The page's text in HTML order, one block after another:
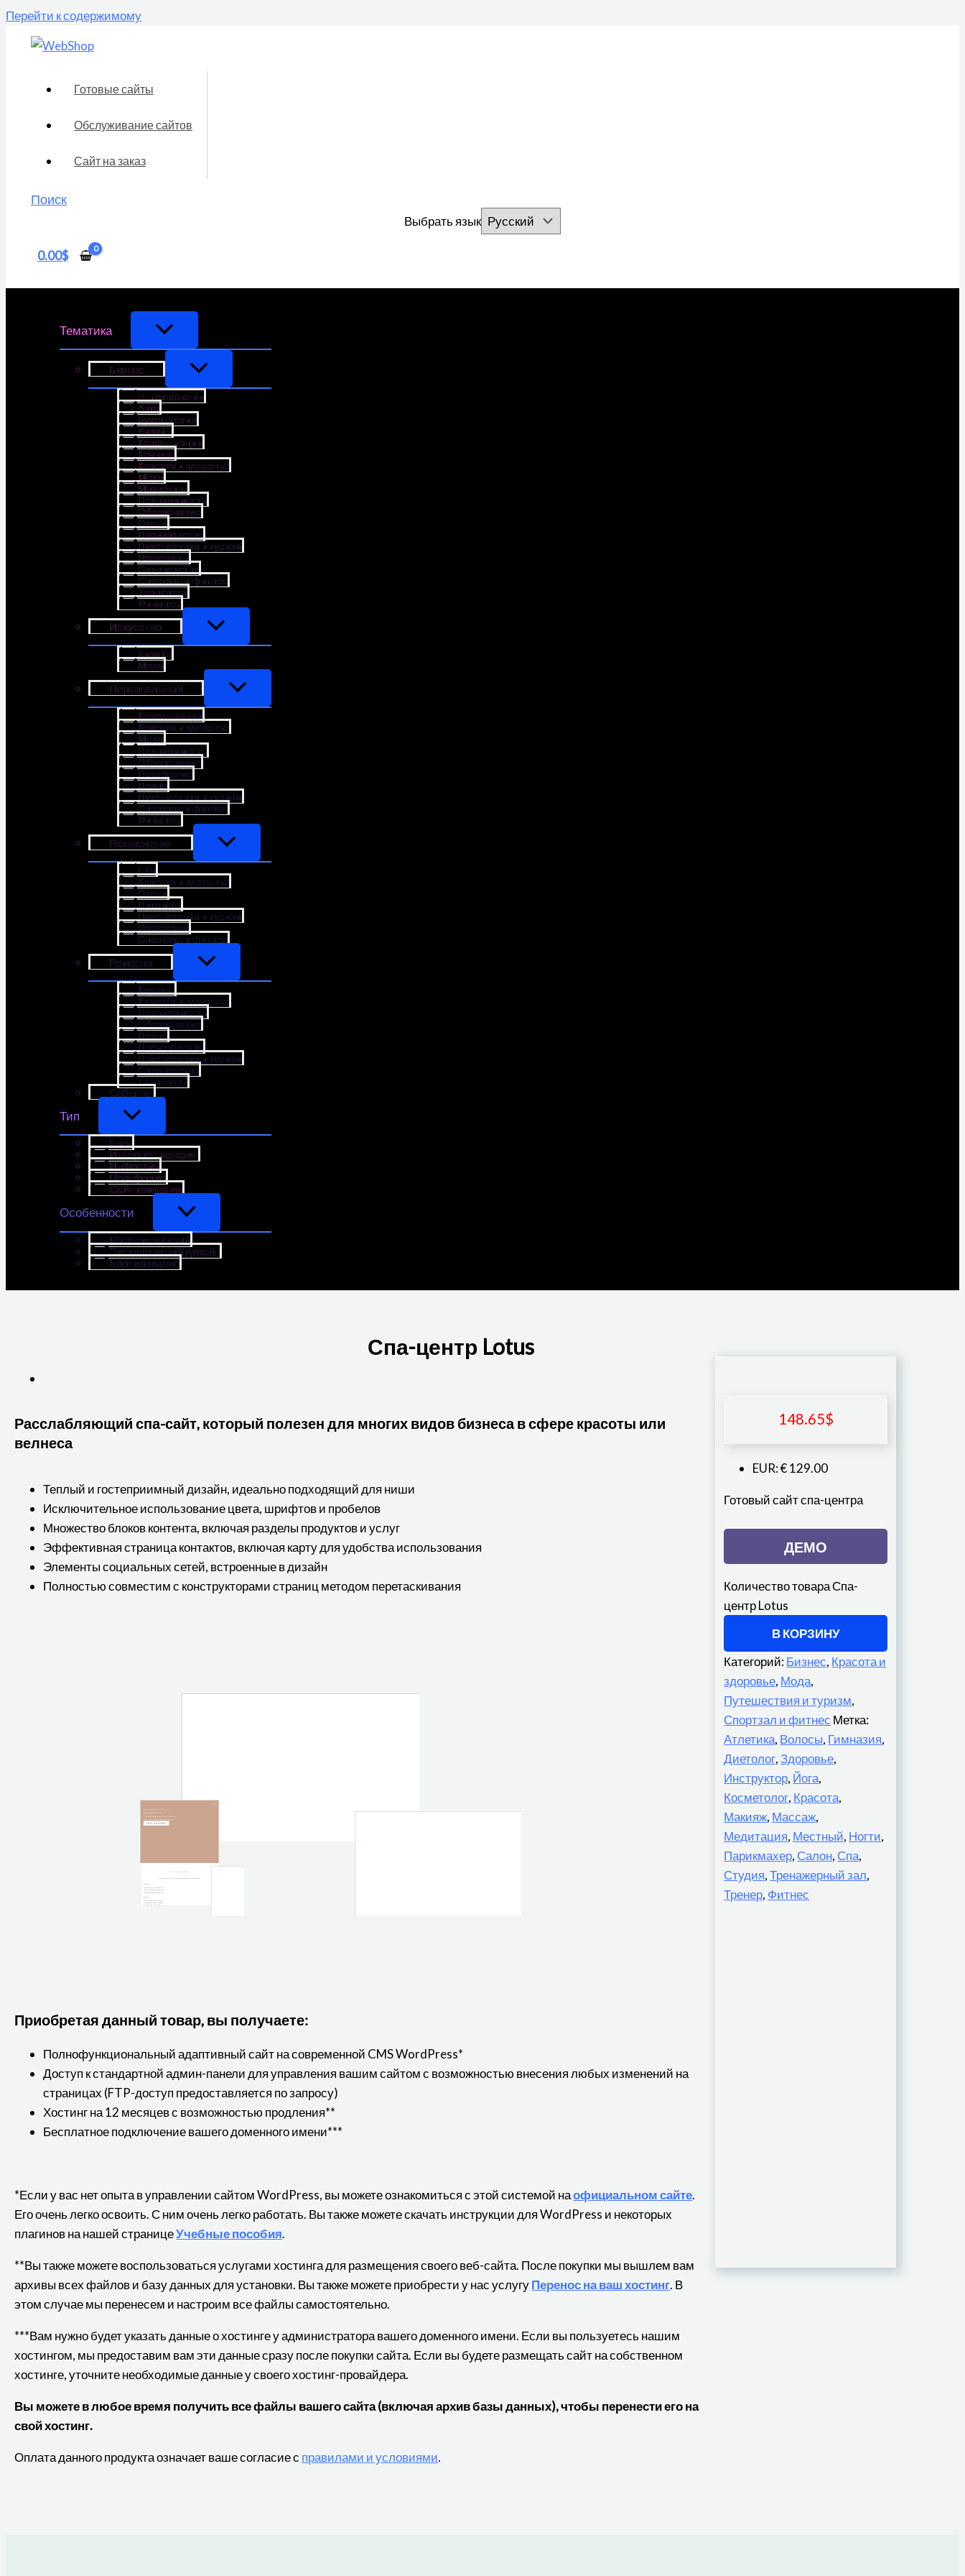
Перейти к содержимому
Готовые сайты
Обслуживание сайтов
Сайт на заказ
Поиск
Выбрать язык
0.00$
Тематика
Бизнес
IT-технологии
Авто
Бухгалтерия
Дизайн
Консультации
Коучинг
Красота и здоровье
Мода
Маркетинг
Недвижимость
Образование
Отели
Производство
Путешествия и туризм
Рестораны
Садоводство
Спортзал и фитнес
Транспорт
Финансы
Искусство
Дизайн
Мода
Персональный
Консультации
Красота и здоровье
Мода
Недвижимость
Образование
Портфолио
Право
Путешествия и туризм
Спортзал и фитнес
Финансы
Развлечения
Еда
Красота и здоровье
Отели
Питомцы
Путешествия и туризм
Рестораны
Спортзал и фитнес
Ремесло
Коучинг
Красота и здоровье
Недвижимость
Образование
Право
Производство
Путешествия и туризм
Садоводство
Транспорт
События
Тип
Блог
Интернет-магазин
Инфосайт
Портфолио
Сайт компании
Особенности
Мультиязычный
Эксклюзивный дизайн
Бронирование
Спа-центр Lotus
148.65$
EUR:€ 129.00
Готовый сайт спа-центра
ДЕМО
Количество товара Спа-
центр Lotus
В КОРЗИНУ
Категорий:Бизнес, Красота и
здоровье, Мода,
Путешествия и туризм,
Спортзал и фитнес Метка:
Атлетика, Волосы, Гимназия,
Диетолог,Здоровье,
Инструктор, Йога,
Косметолог, Красота,
Макияж, Массаж,
Медитация, Местный, Ногти,
Парикмахер, Салон, Спа,
Студия,Тренажерный зал,
Тренер, Фитнес
Расслабляющий спа-сайт, который полезен для многих видов бизнеса в сфере красоты или
велнеса
Теплый и гостеприимный дизайн, идеально подходящий для ниши
Исключительное использование цвета, шрифтов и пробелов
Множество блоков контента, включая разделы продуктов и услуг
Эффективная страница контактов, включая карту для удобства использования
Элементы социальных сетей, встроенные в дизайн
Полностью совместим с конструкторами страниц методом перетаскивания
Приобретая данный товар, вы получаете:
Полнофункциональный адаптивный сайт на современной CMS WordPress*
Доступ к стандартной админ-панели для управления вашим сайтом с возможностью внесения любых изменений на
страницах (FTP-доступ предоставляется по запросу)
Хостинг на 12 месяцев с возможностью продления**
Бесплатное подключение вашего доменного имени***
*Если у вас нет опыта в управлении сайтом WordPress, вы можете ознакомиться с этой системой наофициальном сайте.
Его очень легко освоить. С ним очень легко работать. Вы также можете скачать инструкции для WordPress и некоторых
плагинов на нашей страницеУчебные пособия.
**Вы также можете воспользоваться услугами хостинга для размещения своего веб-сайта. После покупки мы вышлем вам
архивы всех файлов и базу данных для установки. Вы также можете приобрести у нас услугуПеренос на ваш хостинг. В
этом случае мы перенесем и настроим все файлы самостоятельно.
***Вам нужно будет указать данные о хостинге у администратора вашего доменного имени. Если вы пользуетесь нашим
хостингом, мы предоставим вам эти данные сразу после покупки сайта. Если вы будете размещать сайт на собственном
хостинге, уточните необходимые данные у своего хостинг-провайдера.
Вы можете в любое время получить все файлы вашего сайта (включая архив базы данных), чтобы перенести его на
свой хостинг.
Оплата данного продукта означает ваше согласие с правилами и условиями.